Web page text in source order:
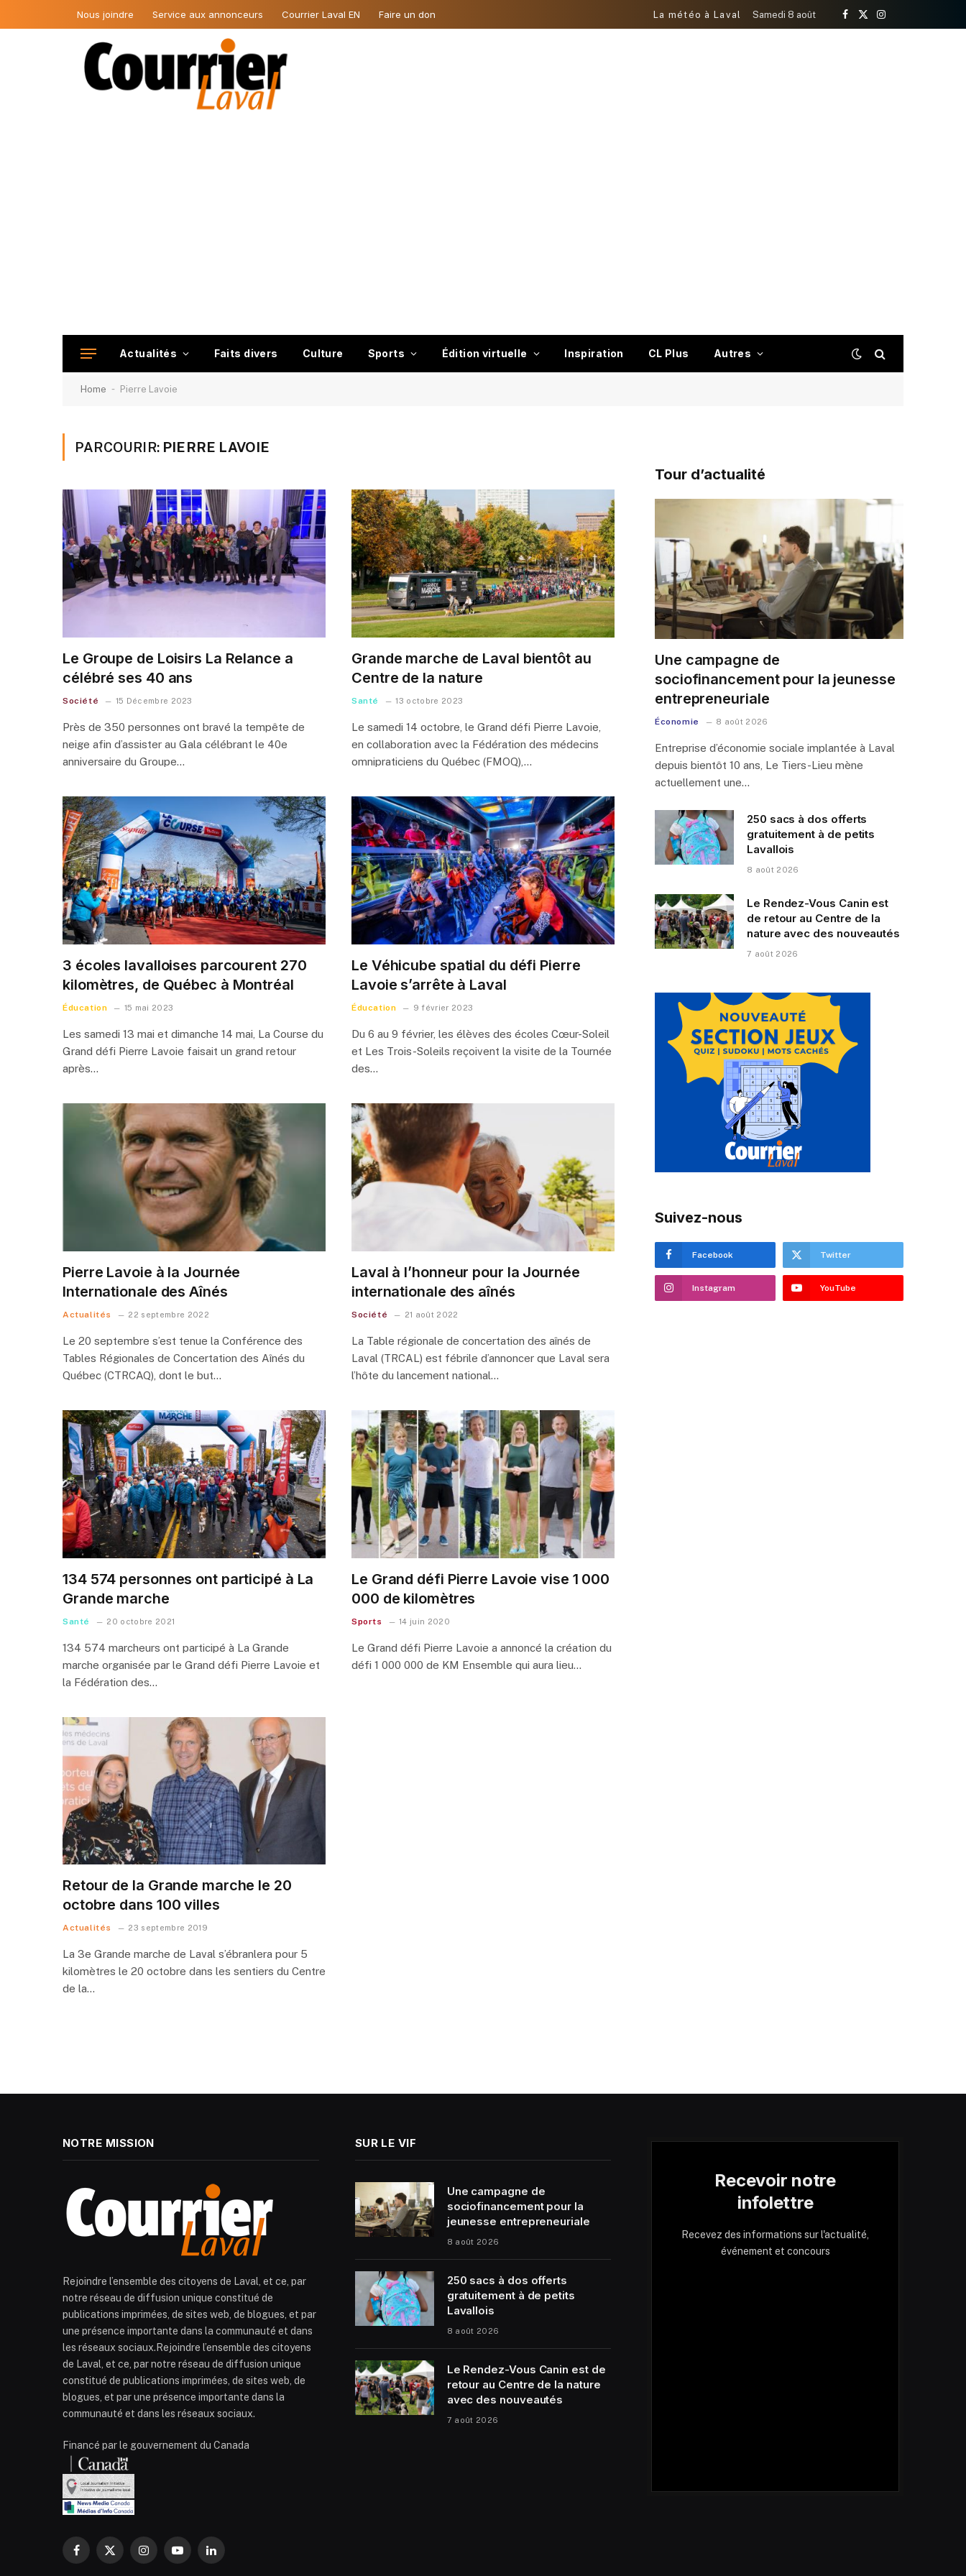
Nous joindre Service aux annonceurs Courrier Laval EN Faire un don La météo à Laval Samedi 8 août
Facebook
X
Instagram
Actualités Faits divers Culture Sports Édition virtuelle Inspiration CL Plus Autres
Home - Pierre Lavoie
PARCOURIR: PIERRE LAVOIE
Le Groupe de Loisirs La Relance a
célébré ses 40 ans
Société 15 Décembre 2023
Près de 350 personnes ont bravé la tempête de
neige afin d’assister au Gala célébrant le 40e
anniversaire du Groupe…
Grande marche de Laval bientôt au
Centre de la nature
Santé 13 octobre 2023
Le samedi 14 octobre, le Grand défi Pierre Lavoie,
en collaboration avec la Fédération des médecins
omnipraticiens du Québec (FMOQ),…
3 écoles lavalloises parcourent 270
kilomètres, de Québec à Montréal
Éducation 15 mai 2023
Les samedi 13 mai et dimanche 14 mai, La Course du
Grand défi Pierre Lavoie faisait un grand retour
après…
Le Véhicube spatial du défi Pierre
Lavoie s’arrête à Laval
Éducation 9 février 2023
Du 6 au 9 février, les élèves des écoles Cœur-Soleil
et Les Trois-Soleils reçoivent la visite de la Tournée
des…
Pierre Lavoie à la Journée
Internationale des Aînés
Actualités 22 septembre 2022
Le 20 septembre s’est tenue la Conférence des
Tables Régionales de Concertation des Aînés du
Québec (CTRCAQ), dont le but…
Laval à l’honneur pour la Journée
internationale des aînés
Société 21 août 2022
La Table régionale de concertation des aînés de
Laval (TRCAL) est fébrile d’annoncer que Laval sera
l’hôte du lancement national…
134 574 personnes ont participé à La
Grande marche
Santé 20 octobre 2021
134 574 marcheurs ont participé à La Grande
marche organisée par le Grand défi Pierre Lavoie et
la Fédération des…
Le Grand défi Pierre Lavoie vise 1 000
000 de kilomètres
Sports 14 juin 2020
Le Grand défi Pierre Lavoie a annoncé la création du
défi 1 000 000 de KM Ensemble qui aura lieu…
Retour de la Grande marche le 20
octobre dans 100 villes
Actualités 23 septembre 2019
La 3e Grande marche de Laval s’ébranlera pour 5
kilomètres le 20 octobre dans les sentiers du Centre
de la…
Tour d’actualité
Une campagne de
sociofinancement pour la jeunesse
entrepreneuriale
Économie 8 août 2026
Entreprise d’économie sociale implantée à Laval
depuis bientôt 10 ans, Le Tiers-Lieu mène
actuellement une…
250 sacs à dos offerts
gratuitement à de petits
Lavallois
8 août 2026
Le Rendez-Vous Canin est
de retour au Centre de la
nature avec des nouveautés
7 août 2026
Suivez-nous
Facebook Twitter
Instagram YouTube
NOTRE MISSION
Rejoindre l’ensemble des citoyens de Laval, et ce, par
notre réseau de diffusion unique constitué de
publications imprimées, de sites web, de blogues, et par
une présence importante dans la communauté et dans
les réseaux sociaux.Rejoindre l’ensemble des citoyens
de Laval, et ce, par notre réseau de diffusion unique
constitué de publications imprimées, de sites web, de
blogues, et par une présence importante dans la
communauté et dans les réseaux sociaux.
Financé par le gouvernement du Canada
Facebook
X
InstagramYouTubeLinkedIn
SUR LE VIF
Une campagne de
sociofinancement pour la
jeunesse entrepreneuriale
8 août 2026
250 sacs à dos offerts
gratuitement à de petits
Lavallois
8 août 2026
Le Rendez-Vous Canin est de
retour au Centre de la nature
avec des nouveautés
7 août 2026
Recevoir notre
infolettre
Recevez des informations sur l'actualité,
événement et concours